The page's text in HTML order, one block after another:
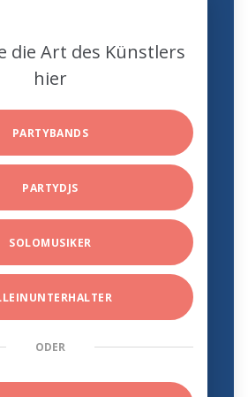
die Art des Künstlers
hier
PARTYBANDS
PARTYDJS
SOLOMUSIKER
ODER